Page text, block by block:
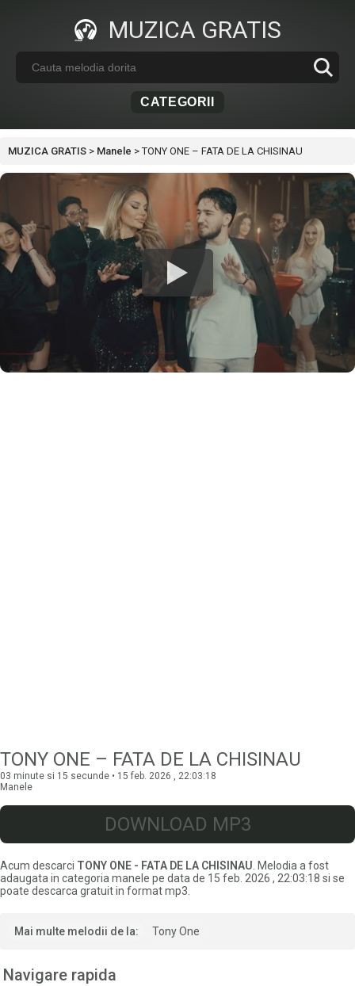
MUZICA GRATIS
CATEGORII
MUZICA GRATIS > Manele >TONY ONE – FATA DE LA CHISINAU
TONY ONE – FATA DE LA CHISINAU
03 minute si 15 secunde • 15 feb. 2026 , 22:03:18
Manele
DOWNLOAD MP3
Acum descarci TONY ONE - FATA DE LA CHISINAU . Melodia a fost
adaugata in categoria manele pe data de 15 feb. 2026 , 22:03:18 si se
poate descarca gratuit in format mp3.
Mai multe melodii de la: Tony One
Navigare rapida